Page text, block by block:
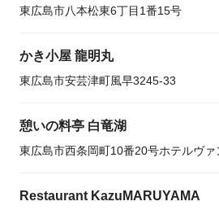
東広島市八本松東6丁目1番15号
かき小屋 龍明丸
東広島市安芸津町風早3245-33
憩いの料亭 白竜湖
東広島市西条岡町10番20号ホテルヴァ
Restaurant KazuMARUYAMA